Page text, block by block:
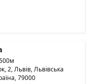
2, Львів, Львівська
79000